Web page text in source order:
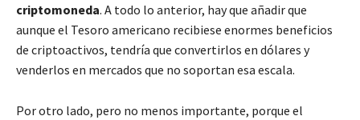
criptomoneda. A todo lo anterior, hay que añadir que
aunque el Tesoro americano recibiese enormes beneficios
de criptoactivos, tendría que convertirlos en dólares y
venderlos en mercados que no soportan esa escala.
Por otro lado, pero no menos importante, porque el